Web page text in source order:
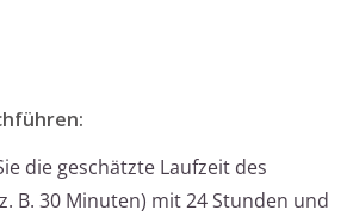
die geschätzte Laufzeit des
B. 30 Minuten) mit 24 Stunden und